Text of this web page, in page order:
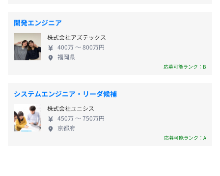
「札幌駅」より徒歩18分
「大通駅」より徒歩3分
・通勤手当（実費）
・時間外勤務手当
・テレワーク手当
・都市手当（東京：1万円／月）
昇給・昇格 年1回（4月（7月に給与反映））
を整備することに注力をしています。フレックスタイ
ムやリモートワークの活用で働きやすさの向上はも
ちろんのこと、一人一人の社員と正面から向き合う
メンタルヘルスのフォローアップ体制、社員の声を
反映するリテンション活動等、他社様にはない独自
ション】 業務を進めるうえでチーム開発が多く、顧
客折衝の機会も多いため社内外含めコミュニケーシ
ョンが重要な業務の一つでもあります。そこで、当社
では「心理的安全性」を意識したコミュニケーショ
開発エンジニア
株式会社アズテックス
400万 〜 800万円
福岡県
応募可能ランク：B
システムエンジニア・リーダ候補
株式会社ユニシス
450万 〜 750万円
京都府
応募可能ランク：A